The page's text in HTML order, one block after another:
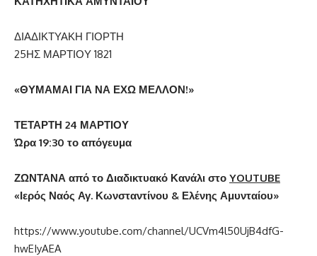
ΔΙΑΔΙΚΤΥΑΚΗ ΓΙΟΡΤΗ
25ΗΣ ΜΑΡΤΙΟΥ 1821
«ΘΥΜΑΜΑΙ ΓΙΑ ΝΑ ΕΧΩ ΜΕΛΛΟΝ!»
ΤΕΤΑΡΤΗ 24 ΜΑΡΤΙΟΥ
Ώρα 19:30 το απόγευμα
ΖΩΝΤΑΝΑ από το Διαδικτυακό Κανάλι στο YOUTUBE
«Ιερός Ναός Αγ. Κωνσταντίνου & Ελένης Αμυνταίου»
https://www.youtube.com/channel/UCVm4l50UjB4dfG-
hwEIyAEA